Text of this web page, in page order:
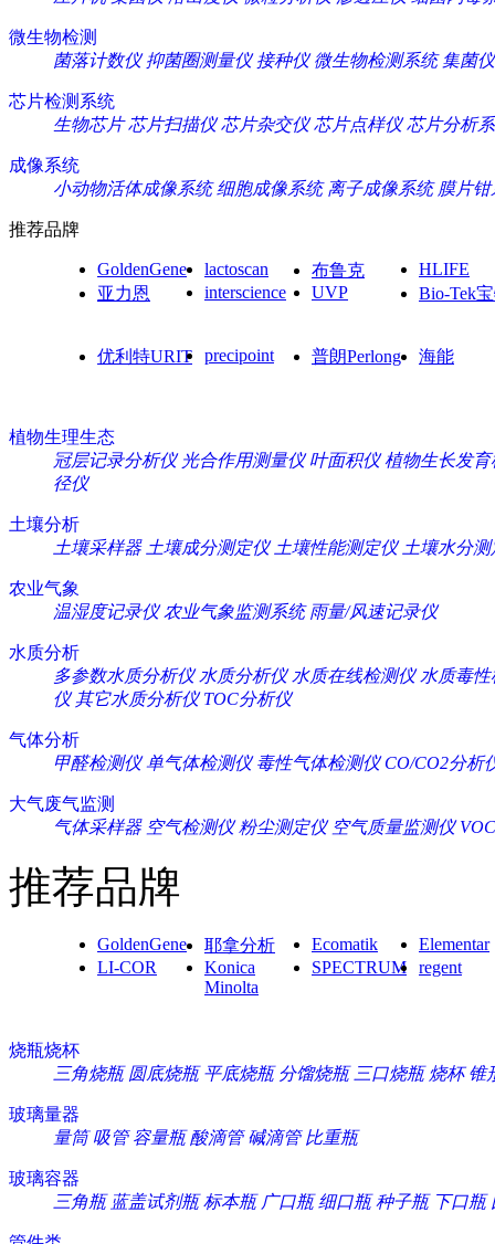
微生物检测
菌落计数仪 抑菌圈测量仪 接种仪 微生物检测系统 集菌仪
芯片检测系统
生物芯片 芯片扫描仪 芯片杂交仪 芯片点样仪 芯片分析
成像系统
小动物活体成像系统 细胞成像系统 离子成像系统 膜片钳
推荐品牌
GoldenGene lactoscan 布鲁克
HLIFE
亚力恩
interscience UVP Bio-Tek
优利特URIT precipoint 普朗Perlong 海能
植物生理生态
冠层记录分析仪 光合作用测量仪 叶面积仪 植物生长发育
径仪
土壤分析
土壤采样器 土壤成分测定仪 土壤性能测定仪 土壤水分
农业气象
温湿度记录仪 农业气象监测系统 雨量/风速记录仪
水质分析
多参数水质分析仪 水质分析仪 水质在线检测仪 水质毒
仪 其它水质分析仪 TOC分析仪
气体分析
甲醛检测仪 单气体检测仪 毒性气体检测仪 CO/CO2分析
大气废气监测
气体采样器 空气检测仪 粉尘测定仪 空气质量监测仪
推荐品牌
GoldenGene 耶拿分析 Ecomatik
Elementar
LI-COR
Konica
Minolta
SPECTRUM regent
烧瓶烧杯
三角烧瓶 圆底烧瓶 平底烧瓶 分馏烧瓶 三口烧瓶 烧杯 锥
玻璃量器
量筒 吸管 容量瓶 酸滴管 碱滴管 比重瓶
玻璃容器
三角瓶 蓝盖试剂瓶 标本瓶 广口瓶 细口瓶 种子瓶 下口瓶